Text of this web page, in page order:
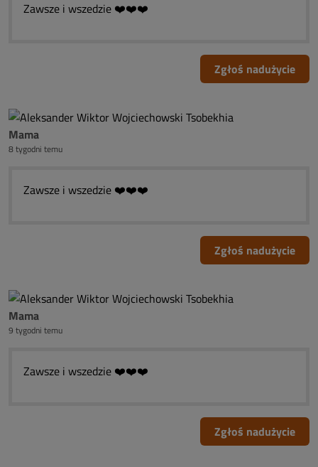
Zawsze i wszedzie ❤️❤️❤️
Zgłoś nadużycie
Mama
8 tygodni temu
Zawsze i wszedzie ❤️❤️❤️
Zgłoś nadużycie
Mama
9 tygodni temu
Zawsze i wszedzie ❤️❤️❤️
Zgłoś nadużycie